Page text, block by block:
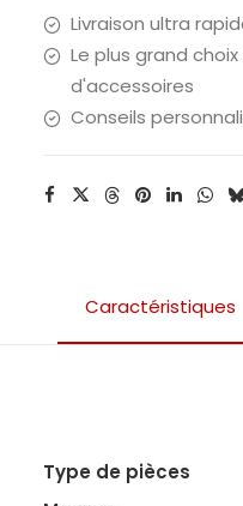
Livraison ultra
Le plus grand
d'accessoires
Conseils
Caractéristiques
Type de pièces